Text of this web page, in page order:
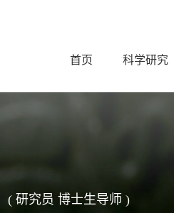
首页 科学研究
( 研究员 博士生导师 )